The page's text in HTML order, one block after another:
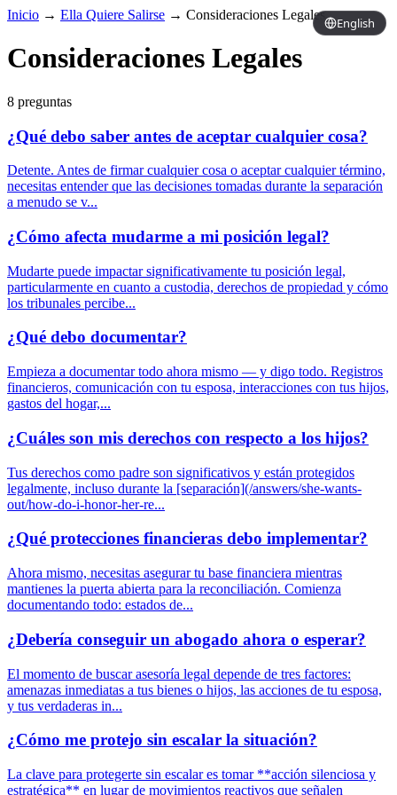
English
Inicio → Ella Quiere Salirse → Consideraciones Legales
Consideraciones Legales
8 preguntas
¿Qué debo saber antes de aceptar cualquier cosa?
Detente. Antes de firmar cualquier cosa o aceptar cualquier término,
necesitas entender que las decisiones tomadas durante la separación
a menudo se v...
¿Cómo afecta mudarme a mi posición legal?
Mudarte puede impactar significativamente tu posición legal,
particularmente en cuanto a custodia, derechos de propiedad y cómo
los tribunales percibe...
¿Qué debo documentar?
Empieza a documentar todo ahora mismo — y digo todo. Registros
financieros, comunicación con tu esposa, interacciones con tus hijos,
gastos del hogar,...
¿Cuáles son mis derechos con respecto a los hijos?
Tus derechos como padre son significativos y están protegidos
legalmente, incluso durante la [separación](/answers/she-wants-
out/how-do-i-honor-her-re...
¿Qué protecciones financieras debo implementar?
Ahora mismo, necesitas asegurar tu base financiera mientras
mantienes la puerta abierta para la reconciliación. Comienza
documentando todo: estados de...
¿Debería conseguir un abogado ahora o esperar?
El momento de buscar asesoría legal depende de tres factores:
amenazas inmediatas a tus bienes o hijos, las acciones de tu esposa,
y tus verdaderas in...
¿Cómo me protejo sin escalar la situación?
La clave para protegerte sin escalar es tomar **acción silenciosa y
estratégica** en lugar de movimientos reactivos que señalen